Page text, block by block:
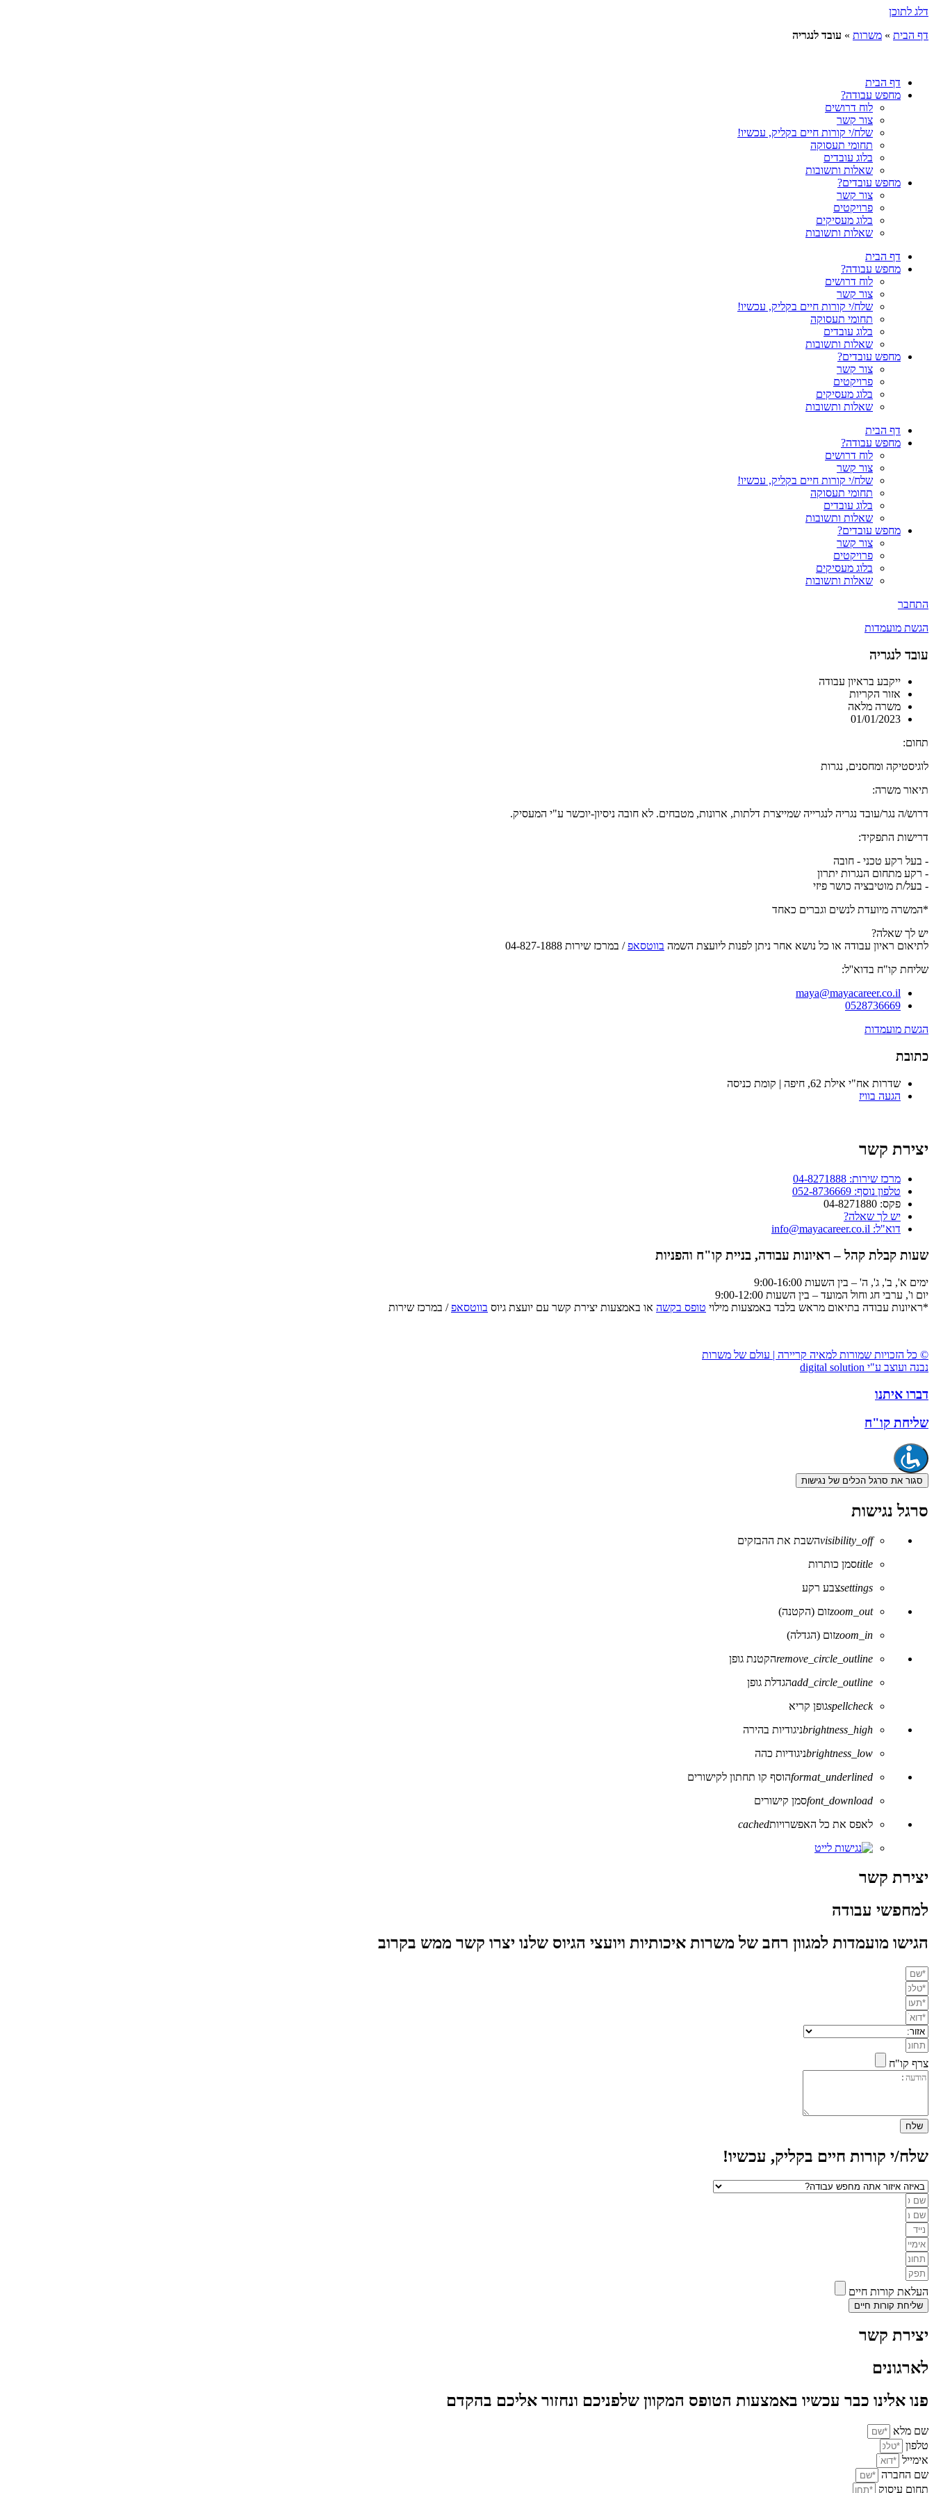
דלג לתוכן
דף הבית » משרות » עובד לנגריה
דף הבית
מחפש עבודה?
לוח דרושים
צור קשר
שלח/י קורות חיים בקליק, עכשיו!
תחומי תעסוקה
בלוג עובדים
שאלות ותשובות
מחפש עובדים?
צור קשר
פרויקטים
בלוג מעסיקים
שאלות ותשובות
דף הבית
מחפש עבודה?
לוח דרושים
צור קשר
שלח/י קורות חיים בקליק, עכשיו!
תחומי תעסוקה
בלוג עובדים
שאלות ותשובות
מחפש עובדים?
צור קשר
פרויקטים
בלוג מעסיקים
שאלות ותשובות
דף הבית
מחפש עבודה?
לוח דרושים
צור קשר
שלח/י קורות חיים בקליק, עכשיו!
תחומי תעסוקה
בלוג עובדים
שאלות ותשובות
מחפש עובדים?
צור קשר
פרויקטים
בלוג מעסיקים
שאלות ותשובות
התחבר
הגשת מועמדות
עובד לנגריה
ייקבע בראיון עבודה
אזור הקריות
משרה מלאה
01/01/2023
תחום:
לוגיסטיקה ומחסנים, נגרות
תיאור משרה:
דרוש/ה נגר/עובד נגריה לנגרייה שמייצרת דלתות, ארונות, מטבחים. לא חובה ניסיון-יוכשר ע"י המעסיק.
דרישות התפקיד:
- בעל רקע טכני - חובה
- רקע מתחום הנגרות יתרון
- בעל/ת מוטיבציה כושר פיזי
*המשרה מיועדת לנשים וגברים כאחד
יש לך שאלה?
לתיאום ראיון עבודה או כל נושא אחר ניתן לפנות ליועצת השמה בווטסאפ/ במרכז שירות 04-827-1888
שליחת קו"ח בדוא''ל:
maya@mayacareer.co.il
0528736669
הגשת מועמדות
כתובת
שדרות אח"י אילת 62, חיפה | קומת כניסה
הגעה בוויז
יצירת קשר
מרכז שירות: 04-8271888
טלפון נוסף: 052-8736669
פקס: 04-8271880
יש לך שאלה?
דוא"ל: info@mayacareer.co.il
שעות קבלת קהל – ראיונות עבודה, בניית קו"ח והפניות
ימים א', ב', ג', ה' – בין השעות 9:00-16:00
יום ו', ערבי חג וחול המועד – בין השעות 9:00-12:00
*ראיונות עבודה בתיאום מראש בלבד באמצעות מילוי טופס בקשה או באמצעות יצירת קשר עם יועצת גיוס בווטסאפ / במרכז שירות
© כל הזכויות שמורות למאיה קריירה | עולם של משרות
נבנה ועוצב ע"י digital solution
דברו איתנו
שליחת קו"ח
סגור את סרגל הכלים של נגישות
סרגל נגישות
visibility_offהשבת את ההבזקים
titleסמן כותרות
settingsצבע רקע
zoom_outזום (הקטנה)
zoom_inזום (הגדלה)
remove_circle_outlineהקטנת גופן
add_circle_outlineהגדלת גופן
spellcheckגופן קריא
brightness_highניגודיות בהירה
brightness_lowניגודיות כהה
format_underlinedהוסף קו תחתון לקישורים
font_downloadסמן קישורים
לאפס את כל האפשרויותcached
יצירת קשר
למחפשי עבודה
הגישו מועמדות למגוון רחב של משרות איכותיות ויועצי הגיוס שלנו יצרו קשר ממש בקרוב
צרף קו"ח
שלח
שלח/י קורות חיים בקליק, עכשיו!
העלאת קורות חיים
שליחת קורות חיים
יצירת קשר
לארגונים
פנו אלינו כבר עכשיו באמצעות הטופס המקוון שלפניכם ונחזור אליכם בהקדם
שם מלא
טלפון
אימייל
שם החברה
תחום עיסוק